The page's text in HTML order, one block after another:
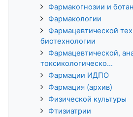
Фармакогнозии и
Фармакологии
Фармацевтической
биотехнологии
Фармацевтической,
токсикологическо...
Фармации ИДПО
Фармация (архив)
Физической культуры
Фтизиатрии